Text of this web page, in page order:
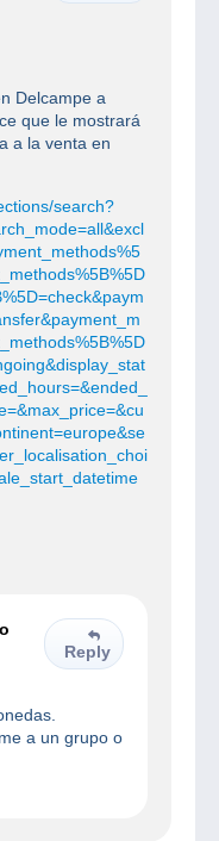
Delcampe a
que le mostrará
a la venta en
search?
Reply
a un grupo o